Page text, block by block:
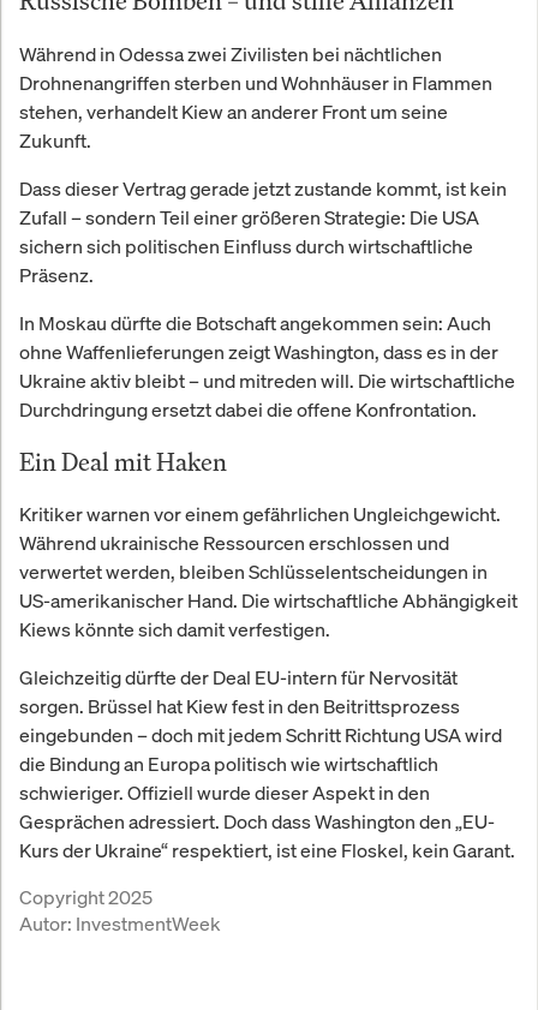
Während in Odessa zwei Zivilisten bei nächtlichen
Drohnenangriffen sterben und Wohnhäuser in Flammen
stehen, verhandelt Kiew an anderer Front um seine
Zukunft.
Dass dieser Vertrag gerade jetzt zustande kommt, ist kein
Zufall – sondern Teil einer größeren Strategie: Die USA
sichern sich politischen Einfluss durch wirtschaftliche
Präsenz.
In Moskau dürfte die Botschaft angekommen sein: Auch
ohne Waffenlieferungen zeigt Washington, dass es in der
Ukraine aktiv bleibt – und mitreden will. Die wirtschaftliche
Durchdringung ersetzt dabei die offene Konfrontation.
Ein Deal mit Haken
Kritiker warnen vor einem gefährlichen Ungleichgewicht.
Während ukrainische Ressourcen erschlossen und
verwertet werden, bleiben Schlüsselentscheidungen in
US-amerikanischer Hand. Die wirtschaftliche Abhängigkeit
Kiews könnte sich damit verfestigen.
Gleichzeitig dürfte der Deal EU-intern für Nervosität
sorgen. Brüssel hat Kiew fest in den Beitrittsprozess
eingebunden – doch mit jedem Schritt Richtung USA wird
die Bindung an Europa politisch wie wirtschaftlich
schwieriger. Offiziell wurde dieser Aspekt in den
Gesprächen adressiert. Doch dass Washington den „EU-
Kurs der Ukraine“ respektiert, ist eine Floskel, kein Garant.
Copyright 2025
Autor: InvestmentWeek